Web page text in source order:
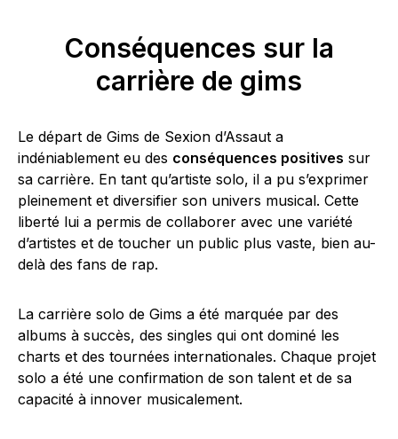
Conséquences sur la
carrière de gims
Le départ de Gims de Sexion d’Assaut a
indéniablement eu des conséquences positives sur
sa carrière. En tant qu’artiste solo, il a pu s’exprimer
pleinement et diversifier son univers musical. Cette
liberté lui a permis de collaborer avec une variété
d’artistes et de toucher un public plus vaste, bien au-
delà des fans de rap.
La carrière solo de Gims a été marquée par des
albums à succès, des singles qui ont dominé les
charts et des tournées internationales. Chaque projet
solo a été une confirmation de son talent et de sa
capacité à innover musicalement.